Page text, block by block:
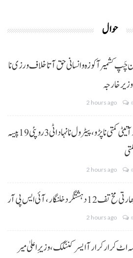
حوال
چَپ کشمیر آ کوزہ و انسانی حق آتا خلاف ورزی نا
خارجہ
2 hours ago 0
حکومت نا کنڈ آن پیٹرولیم نا نہاد آتیٹی کمتی نا پڑو،پیٹرول نا نہاد اٹی 3 روپئی 19 پیسہ
2 hours ago 0
خلنگار،آئی ایس پی آر
2 hours ago 0
اٹ کرار کرار آ ایسر کننگک ،وزیرِ اعلیٰ میر